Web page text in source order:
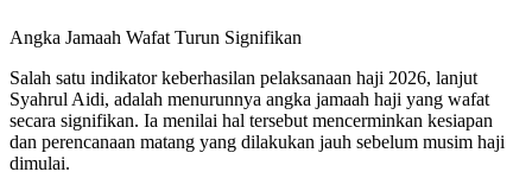
Angka Jamaah Wafat Turun Signifikan
Salah satu indikator keberhasilan pelaksanaan haji 2026, lanjut
Syahrul Aidi, adalah menurunnya angka jamaah haji yang wafat
secara signifikan. Ia menilai hal tersebut mencerminkan kesiapan
dan perencanaan matang yang dilakukan jauh sebelum musim haji
dimulai.